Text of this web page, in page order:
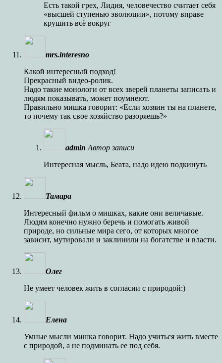
Есть такой грех, Лидия, человечество считает себя
«высшей ступенью эволюции», потому вправе
крушить всё вокруг
mrs.interesno
Какой интересный подход!
Прекрасный видео-ролик.
Надо такие монологи от всех зверей планеты записать и
людям показывать, может поумнеют.
Правильно мишка говорит: «Если хозяин ты на планете,
то почему так свое хозяйство разоряешь?»
admin Автор записи
Интересная мысль, Беата, надо идею подкинуть
Тамара
Интересный фильм о мишках, какие они величавые.
Людям конечно нужно беречь и помогать живой
природе, но сильные мира сего, от которых многое
зависит, мутировали и заклинили на богатстве и власти.
Олег
Не умеет человек жить в согласии с природой:)
Елена
Умные мысли мишка говорит. Надо учиться жить вместе
с природой, а не подминать ее под себя.